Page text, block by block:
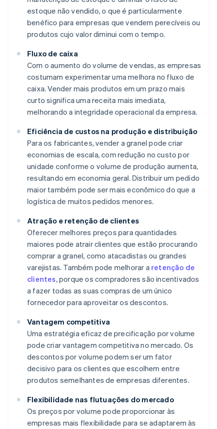
estoque não vendido, o que é particularmente
benéfico para empresas que vendem perecíveis ou
produtos cujo valor diminui com o tempo.
Fluxo de caixa
Com o aumento do volume de vendas, as empresas
costumam experimentar uma melhora no fluxo de
caixa. Vender mais produtos em um prazo mais
curto significa uma receita mais imediata,
melhorando a integridade operacional da empresa.
Eficiência de custos na produção e distribuição
Para os fabricantes, vender a granel pode criar
economias de escala, com redução no custo por
unidade conforme o volume de produção aumenta,
resultando em economia geral. Distribuir um pedido
maior também pode ser mais econômico do que a
logística de muitos pedidos menores.
Atração e retenção de clientes
Oferecer melhores preços para quantidades
maiores pode atrair clientes que estão procurando
comprar a granel, como atacadistas ou grandes
varejistas. Também pode melhorar a retenção de
clientes, porque os compradores são incentivados
a fazer todas as suas compras de um único
fornecedor para aproveitar os descontos.
Vantagem competitiva
Uma estratégia eficaz de precificação por volume
pode criar vantagem competitiva no mercado. Os
descontos por volume podem ser um fator
decisivo para os clientes que escolhem entre
produtos semelhantes de empresas diferentes.
Flexibilidade nas flutuações do mercado
Os preços por volume pode proporcionar às
empresas mais flexibilidade para se adaptarem às